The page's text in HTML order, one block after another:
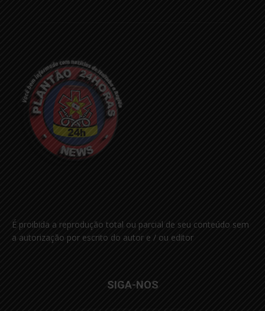
É proibida a reprodução total ou parcial de seu conteúdo sem
a autorização por escrito do autor e / ou editor
SIGA-NOS